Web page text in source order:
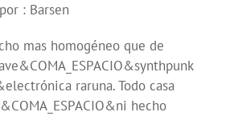
: Barsen
mas homogéneo que de
raruna. Todo casa
hecho